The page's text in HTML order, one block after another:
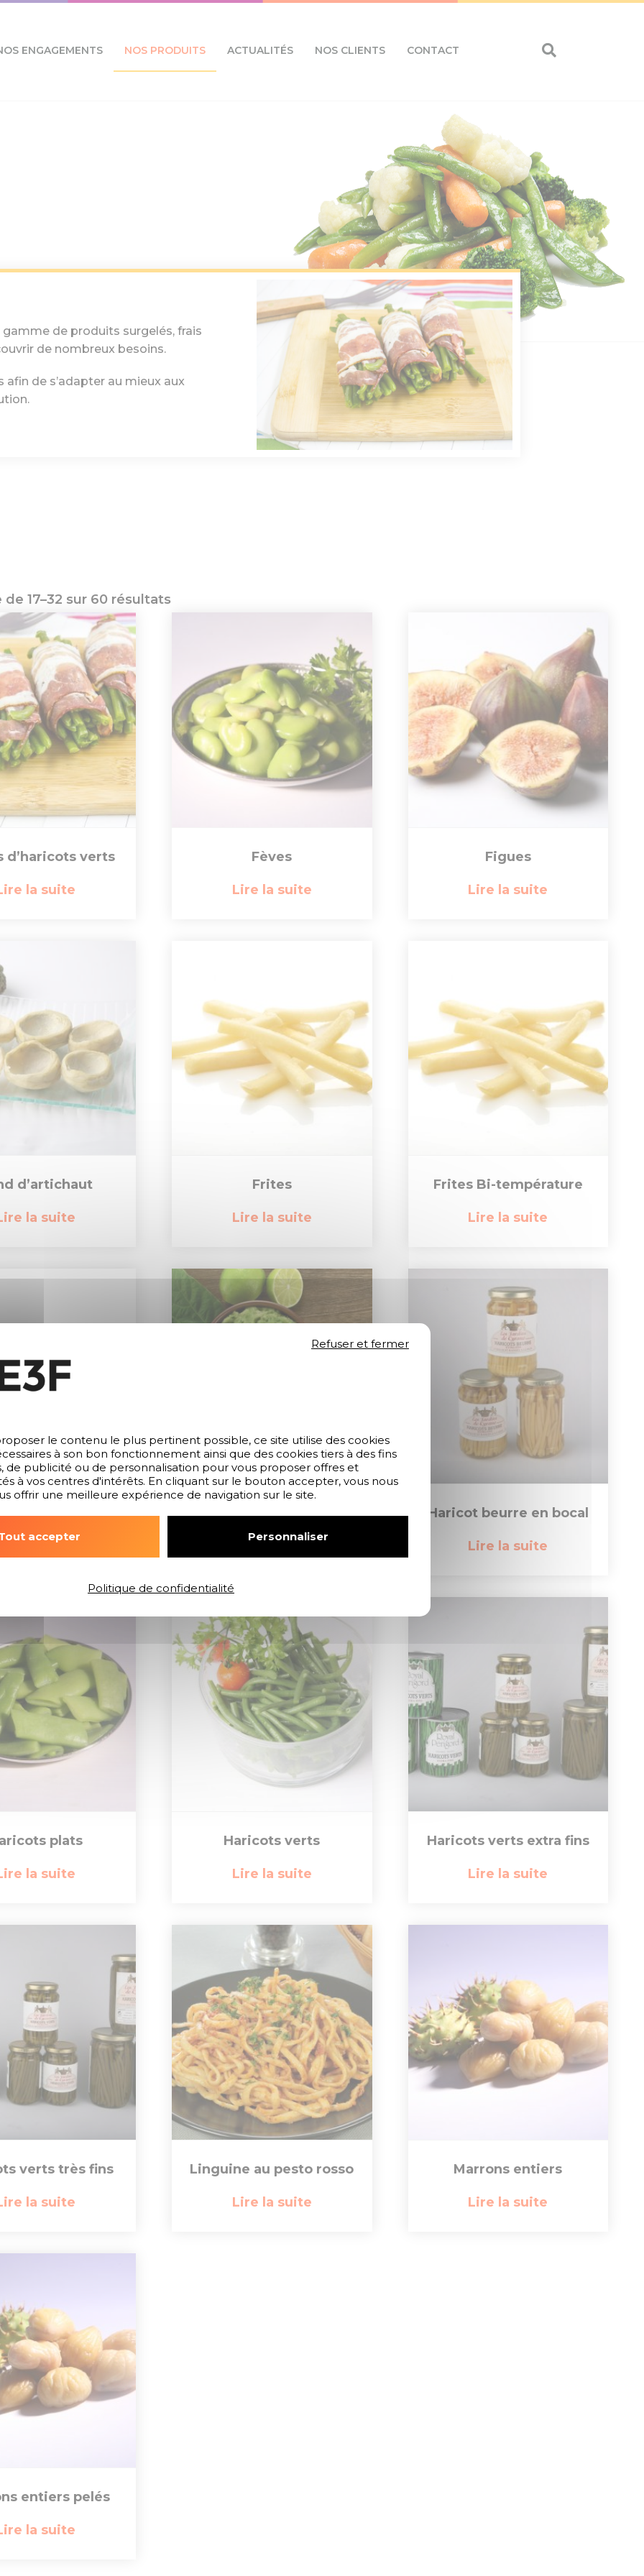
Eurosourcing rachète PCS
ENGAGEMENTS NOS PRODUITS ACTUALITÉS NOS CLIENTS CONTACT
de produits surgelés, frais
de nombreux besoins.
de s’adapter au mieux aux
17–32 sur 60 résultats
d’haricots verts
la suite
Fèves
Lire la suite
Figues
Lire la suite
d’artichaut
la suite
Frites
Lire la suite
Frites Bi-température
Lire la suite
crues
la suite
Guacamole Haricot beurre en bocal
Lire la suite
plats
la suite
Haricots verts
Lire la suite
Haricots verts extra fins
Lire la suite
verts très fins
la suite
Linguine au pesto rosso
Lire la suite
Marrons entiers
Lire la suite
entiers pelés
la suite
le contenu le plus pertinent possible, ce site utilise des cookies
à son bon fonctionnement ainsi que des cookies tiers à des fins
de publicité ou de personnalisation pour vous proposer offres et
à vos centres d'intérêts. En cliquant sur le bouton accepter, vous nous
offrir une meilleure expérience de navigation sur le site.
accepter
Refuser et fermer
Personnaliser
Politique de confidentialité